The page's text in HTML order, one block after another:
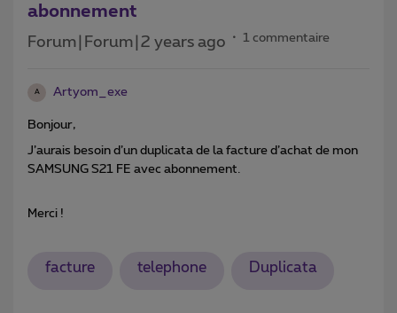
abonnement
Forum|Forum|2 years ago 1 commentaire
A Artyom_exe
Bonjour,
J’aurais besoin d’un duplicata de la facture d’achat de mon
SAMSUNG S21 FE avec abonnement.
Merci !
facture telephone Duplicata